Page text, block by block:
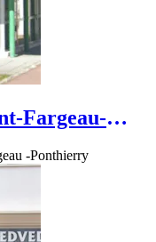
Fargeau-
-Ponthierry